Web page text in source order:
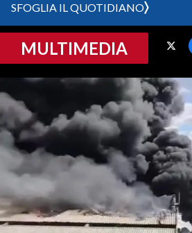
CRONACA SARDEGNA
SULCIS IGLESIENTE
MEDIO CAMPIDANO
ORISTANO E PROVINCIA
SASSARI E PROVINCIA
GALLURA
NUORO E PROVINCIA
SFOGLIA IL QUOTIDIANO
MULTIMEDIA